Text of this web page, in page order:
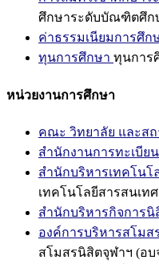
ศึกษาระดับบัณฑิตศึก
ค่าธรรมเนียมการศึก
ทุนการศึกษา ทุนการ
หน่วยงานการศึกษา
คณะ วิทยาลัย และส
สำนักงานการทะเบียน
สำนักบริหารเทคโนโ
เทคโนโลยีสารสนเทศ
สำนักบริหารกิจการนิ
องค์การบริหารสโมส
สโมสรนิสิตจุฬาฯ (อบ